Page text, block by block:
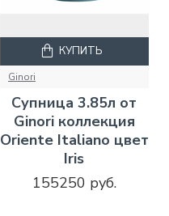
Ginori
Супница 3.85л от
Ginori коллекция
Oriente Italiano цвет
Iris
155250 руб.
КУПИТЬ